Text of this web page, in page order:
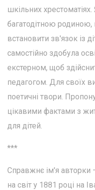
шкільних
багатодітною родиною,
встановити зв'язок із
самостійно здобула
екстерном, щоб
педагогом. Для своїх
поетичні твори.
цікавими фактами з
для дітей.
***
Справжнє ім'я авторки
на світ у 1881 році на